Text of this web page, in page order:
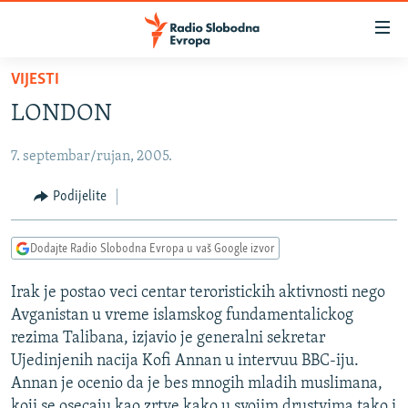
Pređite
glavni
Pređite
Pređite
pretragu
SRBIJA
KOSOVO
VIZUELNO
VIDEO
FOTOGALERIJE
INFOGRAFIKE
PODCASTI
RAT U UKRAJINI
KINA NA BALKANU
RSE PRIČE IZ SVIJETA
VIJESTI
LONDON
7. septembar/rujan, 2005.
Podijelite
Dodajte Radio Slobodna Evropa u vaš Google izvor
Irak je postao veci centar teroristickih aktivnosti nego
Avganistan u vreme islamskog fundamentalickog
rezima Talibana, izjavio je generalni sekretar
Ujedinjenih nacija Kofi Annan u intervuu BBC-iju.
Annan je ocenio da je bes mnogih mladih muslimana,